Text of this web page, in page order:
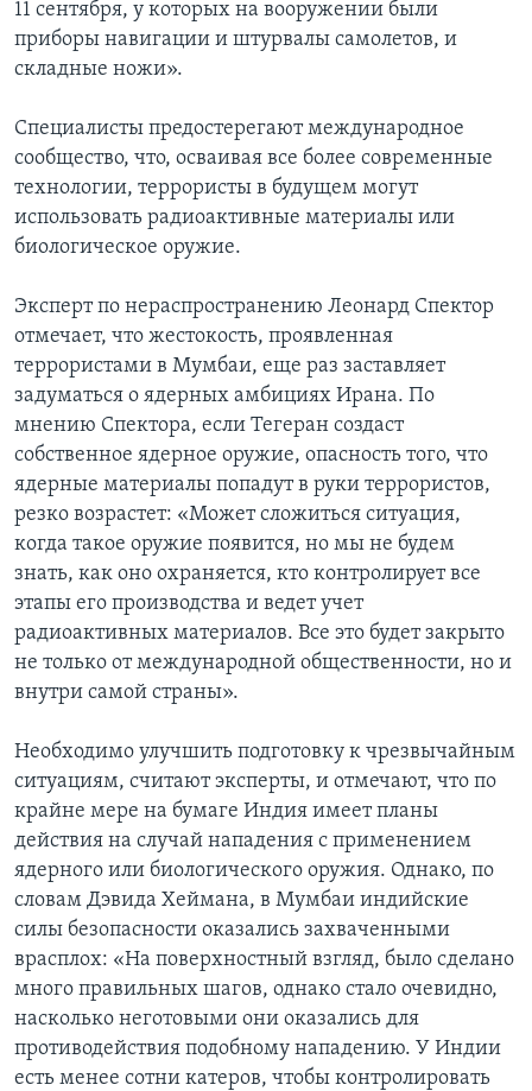
11 сентября, у которых на вооружении были
приборы навигации и штурвалы самолетов, и
складные ножи».
Специалисты предостерегают международное
сообщество, что, осваивая все более современные
технологии, террористы в будущем могут
использовать радиоактивные материалы или
биологическое оружие.
Эксперт по нераспространению Леонард Спектор
отмечает, что жестокость, проявленная
террористами в Мумбаи, еще раз заставляет
задуматься о ядерных амбициях Ирана. По
мнению Спектора, если Тегеран создаст
собственное ядерное оружие, опасность того, что
ядерные материалы попадут в руки террористов,
резко возрастет: «Может сложиться ситуация,
когда такое оружие появится, но мы не будем
знать, как оно охраняется, кто контролирует все
этапы его производства и ведет учет
радиоактивных материалов. Все это будет закрыто
не только от международной общественности, но и
внутри самой страны».
Необходимо улучшить подготовку к чрезвычайным
ситуациям, считают эксперты, и отмечают, что по
крайне мере на бумаге Индия имеет планы
действия на случай нападения с применением
ядерного или биологического оружия. Однако, по
словам Дэвида Хеймана, в Мумбаи индийские
силы безопасности оказались захваченными
врасплох: «На поверхностный взгляд, было сделано
много правильных шагов, однако стало очевидно,
насколько неготовыми они оказались для
противодействия подобному нападению. У Индии
есть менее сотни катеров, чтобы контролировать